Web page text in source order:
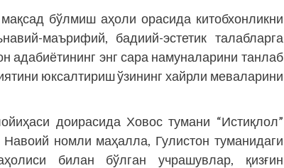
бўлмиш аҳоли орасида китобхонликни
маърифий, бадиий-эстетик талабларга
адабиётининг энг сара намуналарини танлаб
юксалтириш ўзининг хайрли меваларини
доирасида Ховос тумани “Истиқлол”
номли маҳалла, Гулистон туманидаги
билан бўлган учрашувлар, қизғин